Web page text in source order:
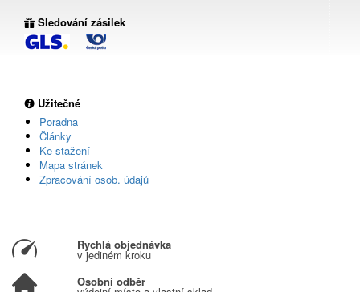
Sledování zásilek
Užitečné
Poradna
Články
Ke stažení
Mapa stránek
Zpracování osob. údajů
Rychlá objednávka
v jediném kroku
Osobní odběr